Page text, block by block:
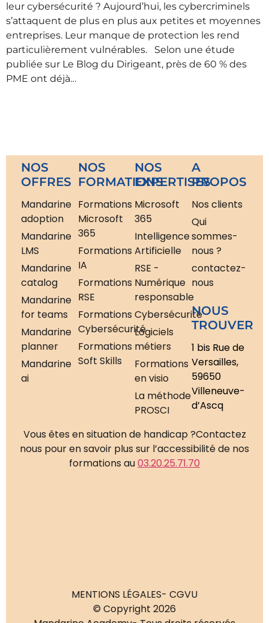
leur cybersécurité ? Aujourd’hui, les cybercriminels
s’attaquent de plus en plus aux petites et moyennes
entreprises. Leur manque de protection les rend
particulièrement vulnérables. Selon une étude
publiée sur Le Blog du Dirigeant, près de 60 % des
PME ont déjà…
NOS
OFFRES
Mandarine
adoption
Mandarine
LMS
Mandarine
catalog
Mandarine
for teams
Mandarine
planner
Mandarine
ai
NOS
FORMATIONS
Formations
Microsoft
365
Formations
IA
Formations
RSE
Formations
Cybersécurité
Formations
Soft Skills
NOS
EXPERTISES
Microsoft
365
Intelligence
Artificielle
RSE -
Numérique
responsable
Cybersécurité
Logiciels
métiers
Formations
en visio
La méthode
PROSCI
A
PROPOS
Nos clients
Qui
sommes-
nous ?
contactez-
nous
NOUS
TROUVER
1 bis Rue de
Versailles,
59650
Villeneuve-
d’Ascq
Vous êtes en situation de handicap ?Contactez
nous pour en savoir plus sur l’accessibilité de nos
formations au03.20.25.71.70
MENTIONS LÉGALES- CGVU
© Copyright 2026